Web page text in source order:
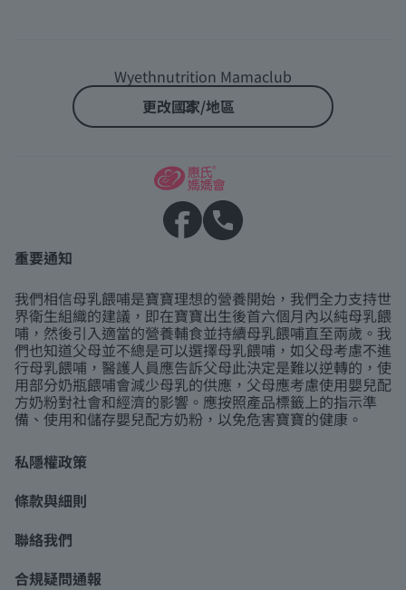
Wyethnutrition Mamaclub
更改國家/地區
重要通知
我們相信母乳餵哺是寶寶理想的營養開始，我們全力支持世
界衛生組織的建議，即在寶寶出生後首六個月內以純母乳餵
哺，然後引入適當的營養輔食並持續母乳餵哺直至兩歲。我
們也知道父母並不總是可以選擇母乳餵哺，如父母考慮不進
行母乳餵哺，醫護人員應告訴父母此決定是難以逆轉的，使
用部分奶瓶餵哺會減少母乳的供應，父母應考慮使用嬰兒配
方奶粉對社會和經濟的影響。應按照產品標籤上的指示準
備、使用和儲存嬰兒配方奶粉，以免危害寶寶的健康。
私隱權政策
條款與細則
聯絡我們
合規疑問通報